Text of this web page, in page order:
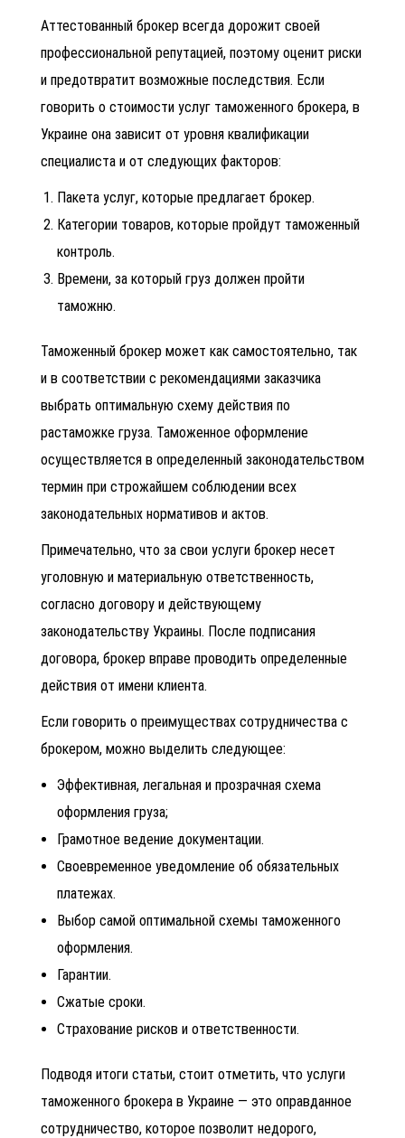
Аттестованный брокер всегда дорожит своей
профессиональной репутацией, поэтому оценит риски
и предотвратит возможные последствия. Если
говорить о стоимости услуг таможенного брокера, в
Украине она зависит от уровня квалификации
специалиста и от следующих факторов:
Пакета услуг, которые предлагает брокер.
Категории товаров, которые пройдут таможенный
контроль.
Времени, за который груз должен пройти
таможню.
Таможенный брокер может как самостоятельно, так
и в соответствии с рекомендациями заказчика
выбрать оптимальную схему действия по
растаможке груза. Таможенное оформление
осуществляется в определенный законодательством
термин при строжайшем соблюдении всех
законодательных нормативов и актов.
Примечательно, что за свои услуги брокер несет
уголовную и материальную ответственность,
согласно договору и действующему
законодательству Украины. После подписания
договора, брокер вправе проводить определенные
действия от имени клиента.
Если говорить о преимуществах сотрудничества с
брокером, можно выделить следующее:
Эффективная, легальная и прозрачная схема
оформления груза;
Грамотное ведение документации.
Своевременное уведомление об обязательных
платежах.
Выбор самой оптимальной схемы таможенного
оформления.
Гарантии.
Сжатые сроки.
Страхование рисков и ответственности.
Подводя итоги статьи, стоит отметить, что услуги
таможенного брокера в Украине — это оправданное
сотрудничество, которое позволит недорого,